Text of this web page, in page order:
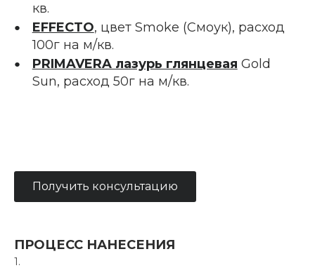
кв.
EFFECTO, цвет Smoke (Смоук), расход
100г на м/кв.
PRIMAVERA лазурь глянцевая Gold
Sun, расход 50г на м/кв.
Получить консультацию
ПРОЦЕСС НАНЕСЕНИЯ